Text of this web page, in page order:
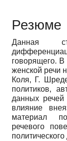
Резюме
Данная
говорящего. В
женской речи
Коля, Г.
политиков,
данных
влияние
материал
речевого
политического